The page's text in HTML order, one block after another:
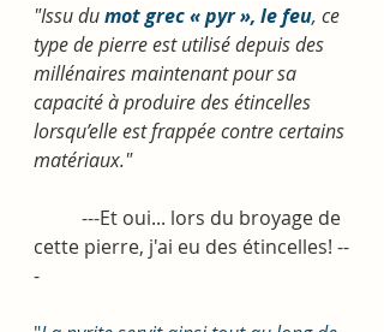
"Issu du mot grec « pyr », le feu, ce
type de pierre est utilisé depuis des
millénaires maintenant pour sa
capacité à produire des étincelles
lorsqu’elle est frappée contre certains
matériaux."
	---
Et oui... lors du broyage de
cette pierre, j'ai eu des étincelles! --
-